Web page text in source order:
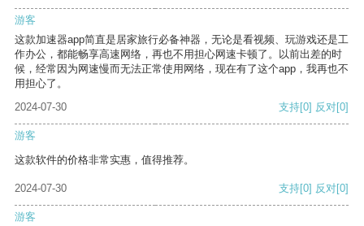
游客
这款加速器app简直是居家旅行必备神器，无论是看视频、玩游戏还是工
作办公，都能畅享高速网络，再也不用担心网速卡顿了。以前出差的时
候，经常因为网速慢而无法正常使用网络，现在有了这个app，我再也不
用担心了。
2024-07-30
支持[0] 反对[0]
游客
这款软件的价格非常实惠，值得推荐。
2024-07-30 支持[0] 反对[0]
游客